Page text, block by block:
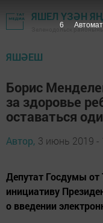
ЯШЕЛ ҮЗӘН
Зеленодольск
ЯШӘЕШ
Борис
за здоровье
оставаться
Автор, 3 июнь 2019 -
Депутат Госдумы от
инициативу
о введении
5